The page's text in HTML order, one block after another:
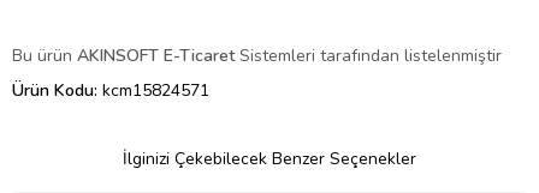
Bu ürün AKINSOFT E-TicaretSistemleri tarafından listelenmiştir
Ürün Kodu: kcm15824571
İlginizi Çekebilecek Benzer Seçenekler